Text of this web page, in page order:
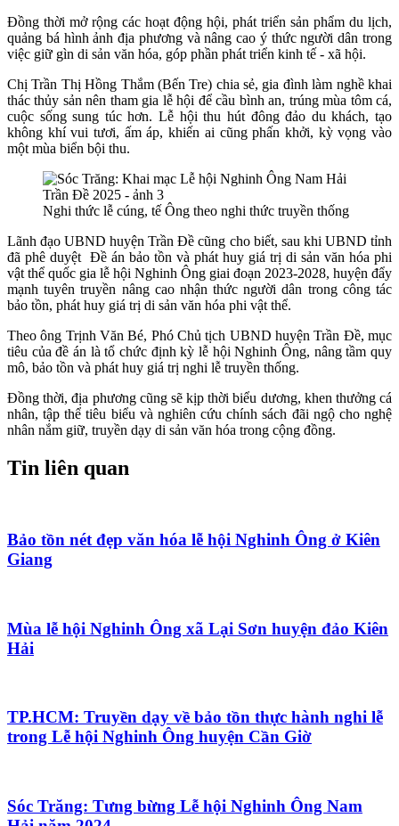
Đồng thời mở rộng các hoạt động hội, phát triển sản phẩm du lịch,
quảng bá hình ảnh địa phương và nâng cao ý thức người dân trong
việc giữ gìn di sản văn hóa, góp phần phát triển kinh tế - xã hội.
Chị Trần Thị Hồng Thắm (Bến Tre) chia sẻ, gia đình làm nghề khai
thác thủy sản nên tham gia lễ hội để cầu bình an, trúng mùa tôm cá,
cuộc sống sung túc hơn. Lễ hội thu hút đông đảo du khách, tạo
không khí vui tươi, ấm áp, khiến ai cũng phấn khởi, kỳ vọng vào
một mùa biển bội thu.
Nghi thức lễ cúng, tế Ông theo nghi thức truyền thống
Lãnh đạo UBND huyện Trần Đề cũng cho biết, sau khi UBND tỉnh
đã phê duyệt Đề án bảo tồn và phát huy giá trị di sản văn hóa phi
vật thể quốc gia lễ hội Nghinh Ông giai đoạn 2023-2028, huyện đẩy
mạnh tuyên truyền nâng cao nhận thức người dân trong công tác
bảo tồn, phát huy giá trị di sản văn hóa phi vật thể.
Theo ông Trịnh Văn Bé, Phó Chủ tịch UBND huyện Trần Đề, mục
tiêu của đề án là tổ chức định kỳ lễ hội Nghinh Ông, nâng tầm quy
mô, bảo tồn và phát huy giá trị nghi lễ truyền thống.
Đồng thời, địa phương cũng sẽ kịp thời biểu dương, khen thưởng cá
nhân, tập thể tiêu biểu và nghiên cứu chính sách đãi ngộ cho nghệ
nhân nắm giữ, truyền dạy di sản văn hóa trong cộng đồng.
Tin liên quan
Bảo tồn nét đẹp văn hóa lễ hội Nghinh Ông ở Kiên
Giang
Mùa lễ hội Nghinh Ông xã Lại Sơn huyện đảo Kiên
Hải
TP.HCM: Truyền dạy về bảo tồn thực hành nghi lễ
trong Lễ hội Nghinh Ông huyện Cần Giờ
Sóc Trăng: Tưng bừng Lễ hội Nghinh Ông Nam